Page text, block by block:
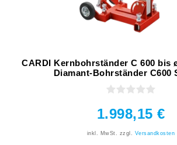
CARDI Kernbohrständer C 600 bis
Diamant-Bohrständer C600
1.998,15 €
inkl. MwSt. zzgl. Versandkosten